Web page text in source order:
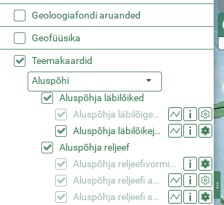
Geoloogiafondi aruanded
Geofüüsika
Teemakaardid
Aluspõhi
Aluspõhja läbilõiked
Aluspõhja läbilõigete andmepunktid (50k)
Aluspõhja läbilõikejooned (50k)
Aluspõhja reljeef
Aluspõhja reljeefivormide nimed (50k)
Aluspõhja reljeefi andmepunkt
Aluspõhja reljeefi samajooned (50k)